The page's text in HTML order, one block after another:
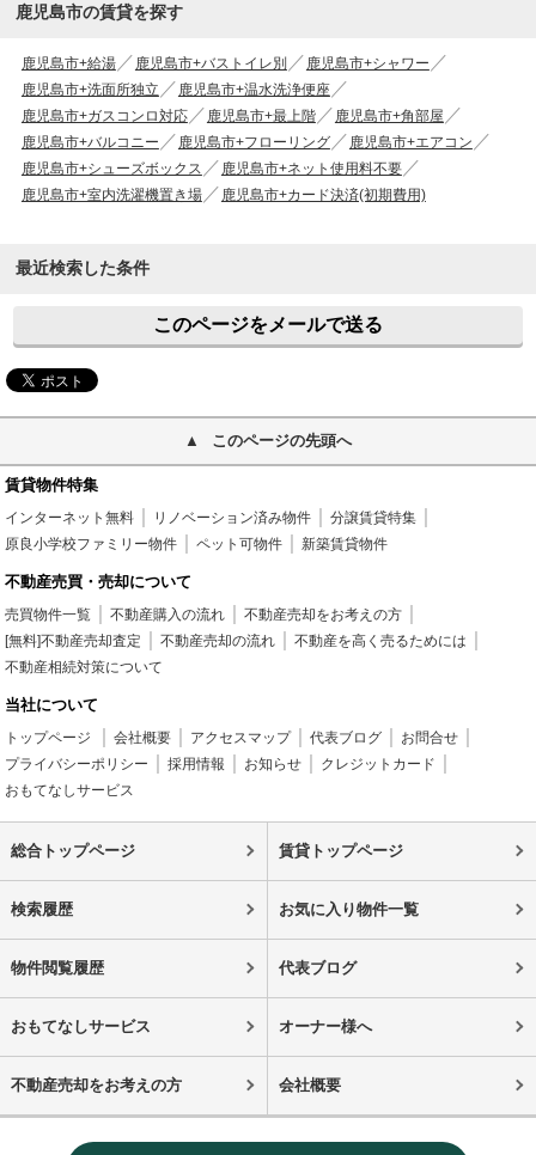
鹿児島市の賃貸を探す
鹿児島市+給湯 鹿児島市+バストイレ別
鹿児島市+シャワー
鹿児島市+洗面所独立
鹿児島市+温水洗浄便座
鹿児島市+ガスコンロ対応
鹿児島市+最上階
鹿児島市+角部屋
鹿児島市+バルコニー
鹿児島市+フローリング
鹿児島市+エアコン
鹿児島市+シューズボックス
鹿児島市+ネット使用料不要
鹿児島市+室内洗濯機置き場
鹿児島市+カード決済(初期費用)
最近検索した条件
このページをメールで送る
このページの先頭へ
賃貸物件特集
インターネット無料 リノベーション済み物件
分譲賃貸特集
原良小学校ファミリー物件
ペット可物件 新築賃貸物件
不動産売買・売却について
売買物件一覧 不動産購入の流れ
不動産売却をお考えの方
[無料]不動産売却査定
不動産売却の流れ
不動産を高く売るためには
不動産相続対策について
当社について
トップページ 会社概要 アクセスマップ 代表ブログ
お問合せ
プライバシーポリシー
採用情報 お知らせ
クレジットカード
おもてなしサービス
総合トップページ 賃貸トップページ
検索履歴 お気に入り物件一覧
物件閲覧履歴 代表ブログ
おもてなしサービス オーナー様へ
不動産売却をお考えの方 会社概要